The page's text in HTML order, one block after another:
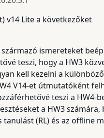
v14 Lite a következőket
származó ismereteket
teszi, hogy a HW3
kell kezelni a különböző
V14-et útmutatóként
teszi a HW4-
a HW3 számára,
tanulást (RL) és az offline